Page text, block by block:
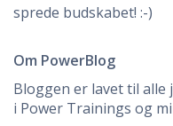
sprede budskabet! :-)
Om PowerBlog
Bloggen er lavet til alle
i Power Trainings og